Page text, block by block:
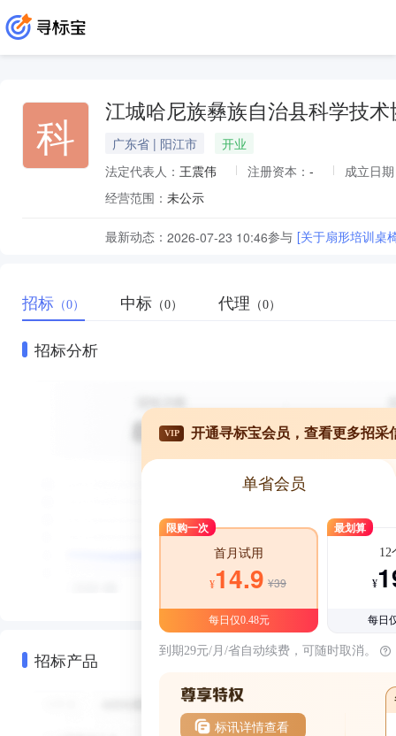
科 江城哈尼族彝族自治县科学技术
广东省 | 阳江市
开业
法定代表人： 王震伟 注册资本： -
成立日
经营范围： 未公示
最新动态： 2026-07-23 10:46参与 [关于扇形培训桌
招标 （0） 中标 （0） 代理 （0）
招标分析
招标产品
VIP 开通寻标宝会员，查看更多招采
单省会员
限购一次
首月试用
¥14.9 ¥39
每日仅0.48元
最划算
12
¥
每日
到期29元/月/省自动续费，可随时取消。
标讯详情查看